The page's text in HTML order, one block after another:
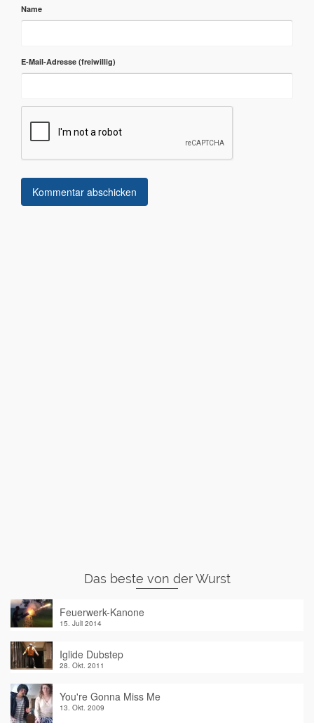
Name
E-Mail-Adresse
Das beste von der Wurst
Feuerwerk-Kanone
15. Juli 2014
Iglide Dubstep
28. Okt. 2011
You're Gonna Miss Me
13. Okt. 2009